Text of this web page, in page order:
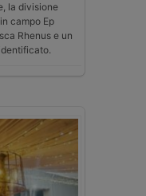
la divisione
campo Ep
Rhenus e un